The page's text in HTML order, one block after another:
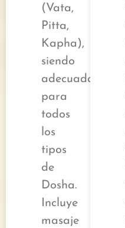
(Vata,
Pitta,
Kapha),
siendo
adecuada
para
todos
los
tipos
de
Dosha.
Incluye
masaje